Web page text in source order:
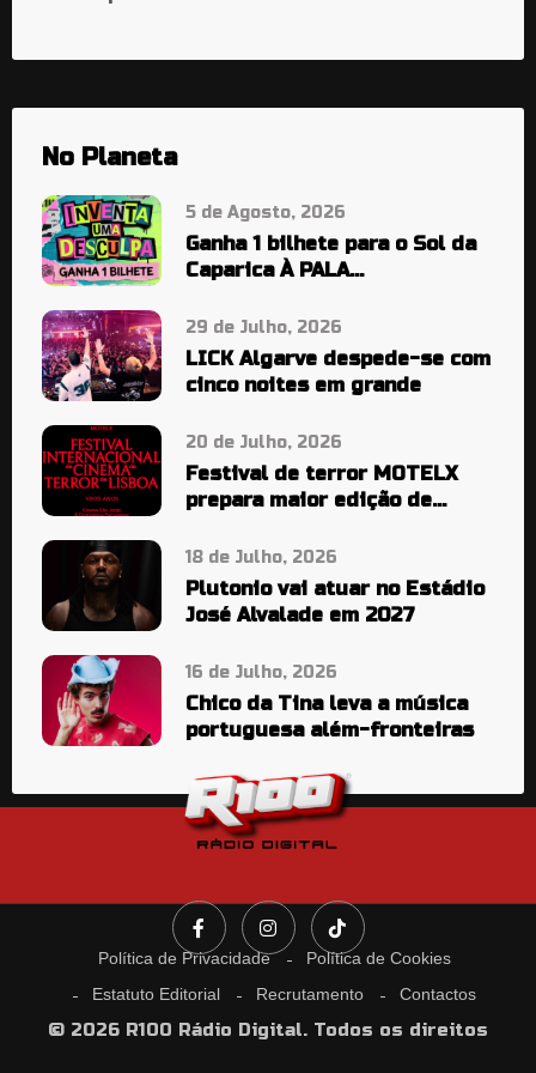
No Planeta
5 de Agosto, 2026
Ganha 1 bilhete para o Sol da
Caparica À PALA…
29 de Julho, 2026
LICK Algarve despede-se com
cinco noites em grande
20 de Julho, 2026
Festival de terror MOTELX
prepara maior edição de
18 de Julho, 2026
Plutonio vai atuar no Estádio
José Alvalade em 2027
16 de Julho, 2026
Chico da Tina leva a música
portuguesa além-fronteiras
Política de Privacidade
Política de Cookies
Estatuto Editorial
Recrutamento Contactos
© 2026 R100 Rádio Digital. Todos os direitos